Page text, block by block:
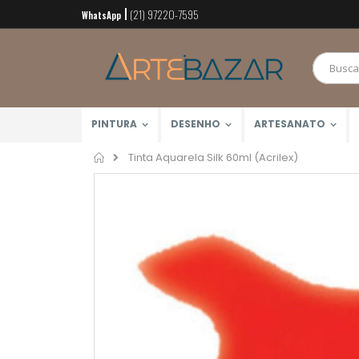
Pular
para
conteúdo
WhatsApp (21) 97220-7595
PINTURA DESENHO ARTESANATO
Home
Tinta Aquarela Silk 60ml (Acrilex)
Pular